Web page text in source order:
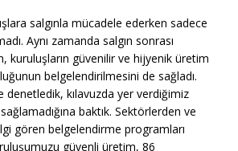
salgınla mücadele ederken sadece
Aynı zamanda salgın sonrası
kuruluşların güvenilir ve hijyenik üretim
belgelendirilmesini de sağladı.
denetledik, kılavuzda yer verdiğimiz
baktık. Sektörlerden ve
gören belgelendirme programları
güvenli üretim, 86